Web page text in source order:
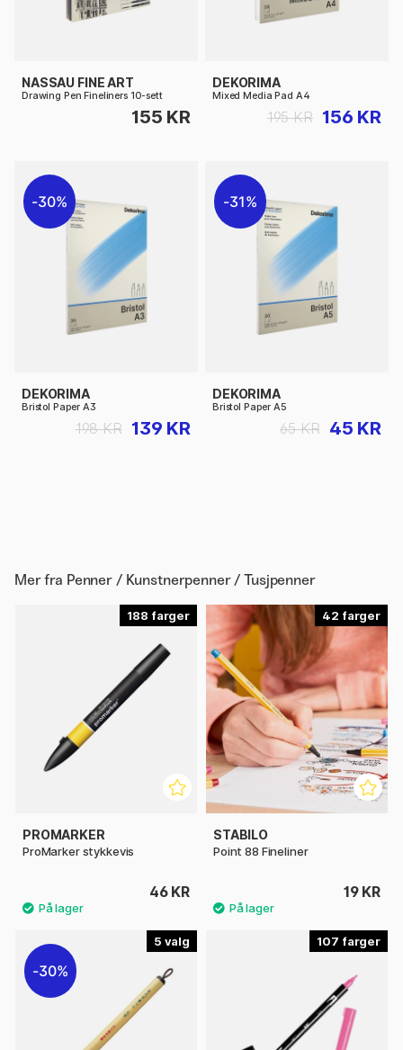
NASSAU FINE ART
Drawing Pen Fineliners 10-sett
155 KR
DEKORIMA
Mixed Media Pad A4
156 KR
195 KR
30%
DEKORIMA
Bristol Paper A3
139 KR
198 KR
31%
DEKORIMA
Bristol Paper A5
45 KR
65 KR
Mer fra Penner / Kunstnerpenner / Tusjpenner
188
PROMARKER
ProMarker stykkevis
46 KR
42
STABILO
Point 88 Fineliner
19 KR
5
30%
107